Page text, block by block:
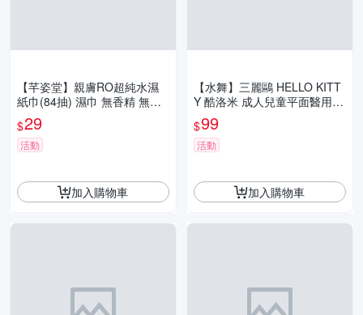
【芊姿堂】親膚RO超純水濕
紙巾(84抽) 濕巾 無香精 無添
加 台灣製 不連抽 附蓋 手口臉
適用
$29
活動
加入購物車
【水舞】三麗鷗 HELLO KITT
Y 酷洛米 成人兒童平面醫用口
罩 30入/盒 親子口罩 午茶時光
款
$99
活動
加入購物車